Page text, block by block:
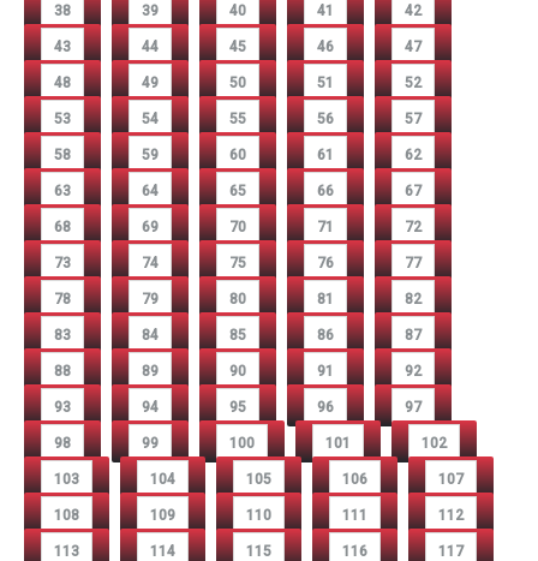
38 39 40 41 42
43 44 45 46 47
48 49 50 51 52
53 54 55 56 57
58 59 60 61 62
63 64 65 66 67
68 69 70 71 72
73 74 75 76 77
78 79 80 81 82
83 84 85 86 87
88 89 90 91 92
93 94 95 96 97
98 99 100 101 102
103 104 105 106 107
108 109 110 111 112
113 114 115 116 117